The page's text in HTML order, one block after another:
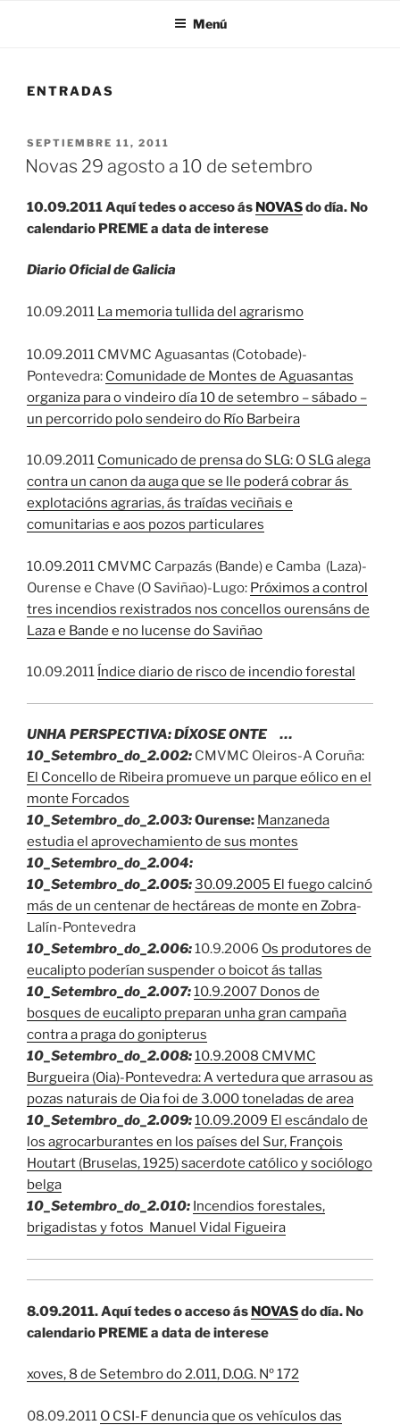
Menú
ENTRADAS
PUBLICADO
EL
SEPTIEMBRE 11, 2011
Novas 29 agosto a 10 de setembro
10.09.2011Aquí tedes o acceso ás NOVASdo dí­a. No
calendario PREME a data de interese
Diario Oficial de Galicia
10.09.2011 La memoria tullida del agrarismo
10.09.2011 CMVMC Aguasantas (Cotobade)-
Pontevedra: Comunidade de Montes de Aguasantas
organiza para o vindeiro día 10 de setembro – sábado –
un percorrido polo sendeiro do Río Barbeira
10.09.2011 Comunicado de prensa do SLG: O SLG alega
contra un canon da auga que se lle poderá cobrar ás
explotacións agrarias, ás traídas veciñais e
comunitarias e aos pozos particulares
10.09.2011 CMVMC Carpazás (Bande) e Camba (Laza)-
Ourense e Chave (O Saviñao)-Lugo: Próximos a control
tres incendios rexistrados nos concellos ourensáns de
Laza e Bande e no lucense do Saviñao
10.09.2011 Índice diario de risco de incendio forestal
UNHA PERSPECTIVA: DÍXOSE ONTE …
10_Setembro_do_2.002: CMVMC Oleiros-A Coruña:
El Concello de Ribeira promueve un parque eólico en el
monte Forcados
10_Setembro_do_2.003:Ourense: Manzaneda
estudia el aprovechamiento de sus montes
10_Setembro_ do_2.004:
10_Setembro_ do_2.005:30.09.2005 El fuego calcinó
más de un centenar de hectáreas de monte en Zobra-
Lalín-Pontevedra
10_Setembro_do_2.006:10.9.2006 Os produtores de
eucalipto poderían suspender o boicot ás tallas
10_Setembro do_2.007:10.9.2007 Donos de
bosques de eucalipto preparan unha gran campaña
contra a praga do gonipterus
10_Setembro_do_2.008:10.9.2008 CMVMC
Burgueira (Oia)-Pontevedra:A vertedura que arrasou as
pozas naturais de Oia foi de 3.000 toneladas de area
10_Setembro_do_2.009:10.09.2009 El escándalo de
los agrocarburantes en los países del Sur, François
Houtart (Bruselas, 1925) sacerdote católico y sociólogo
belga
10_Setembro_do_2.010: Incendios forestales,
brigadistas y fotos Manuel Vidal Figueira
8.09.2011.Aquí tedes o acceso ás NOVASdo dí­a. No
calendario PREME a data de interese
xoves, 8 de Setembro do 2.011, D.O.G. Nº 172
08.09.2011 O CSI-F denuncia que os vehículos das